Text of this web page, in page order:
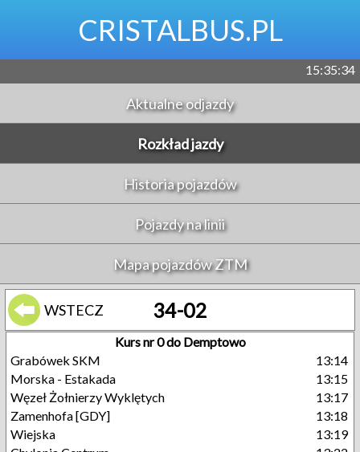
CRISTALBUS.PL
15:35:35
Aktualne odjazdy
Rozkład jazdy
Historia pojazdów
Pojazdy na linii
Mapa pojazdów ZTM
WSTECZ 34-02
Kurs nr 0 do Demptowo
Grabówek SKM
13:14
Morska - Estakada
13:15
Węzeł Żołnierzy Wyklętych
13:17
Zamenhofa [GDY]
13:18
Wiejska
13:19